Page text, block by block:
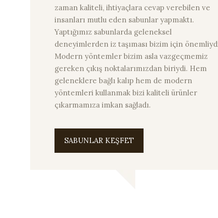
zaman kaliteli, ihtiyaçlara cevap verebilen ve
insanları mutlu eden sabunlar yapmaktı.
Yaptığımız sabunlarda geleneksel
deneyimlerden iz taşıması bizim için
Modern yöntemler bizim asla vazgeçmemiz
gereken çıkış noktalarımızdan biriydi. Hem
geleneklere bağlı kalıp hem de modern
yöntemleri kullanmak bizi kaliteli ürünler
çıkarmamıza imkan sağladı.
SABUNLAR KEŞFET